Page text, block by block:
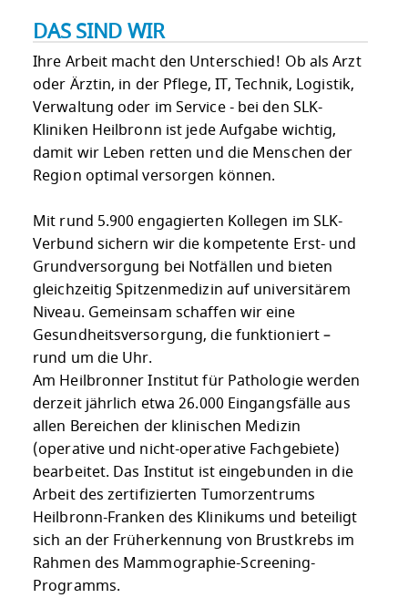
DAS SIND WIR
Ihre Arbeit macht den Unterschied! Ob als Arzt
oder Ärztin, in der Pflege, IT, Technik, Logistik,
Verwaltung oder im Service - bei den SLK-
Kliniken Heilbronn ist jede Aufgabe wichtig,
damit wir Leben retten und die Menschen der
Region optimal versorgen können.
Mit rund 5.900 engagierten Kollegen im SLK-
Verbund sichern wir die kompetente Erst- und
Grundversorgung bei Notfällen und bieten
gleichzeitig Spitzenmedizin auf universitärem
Niveau. Gemeinsam schaffen wir eine
Gesundheitsversorgung, die funktioniert –
rund um die Uhr.
Am Heilbronner Institut für Pathologie werden
derzeit jährlich etwa 26.000 Eingangsfälle aus
allen Bereichen der klinischen Medizin
(operative und nicht-operative Fachgebiete)
bearbeitet. Das Institut ist eingebunden in die
Arbeit des zertifizierten Tumorzentrums
Heilbronn-Franken des Klinikums und beteiligt
sich an der Früherkennung von Brustkrebs im
Rahmen des Mammographie-Screening-
Programms.